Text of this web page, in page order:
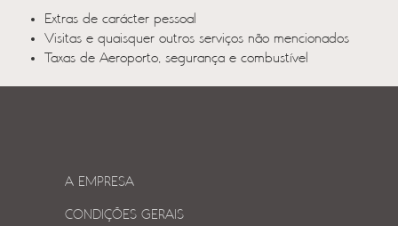
Extras de carácter pessoal
Visitas e quaisquer outros serviços não mencionados
Taxas de Aeroporto, segurança e combustível
A EMPRESA
CONDIÇÕES GERAIS